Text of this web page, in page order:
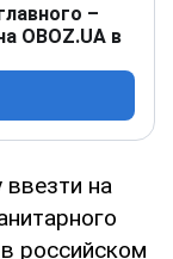
–
OBOZ.UA в
ввезти на
российском